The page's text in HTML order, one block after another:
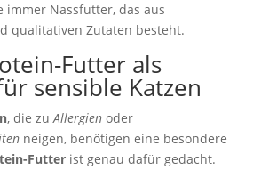
immer Nassfutter, das aus
qualitativen Zutaten besteht.
Futter als
sensible Katzen
, die zuAllergienoder
neigen, benötigen eine besondere
Futterist genau dafür gedacht.